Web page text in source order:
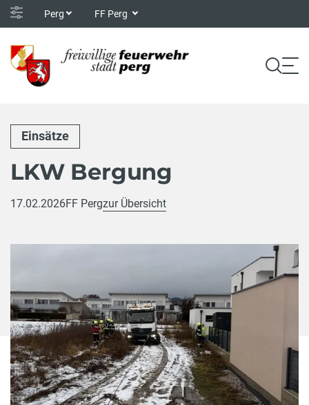
Perg FF Perg
Einsätze
LKW Bergung
17.02.2026FF Pergzur Übersicht